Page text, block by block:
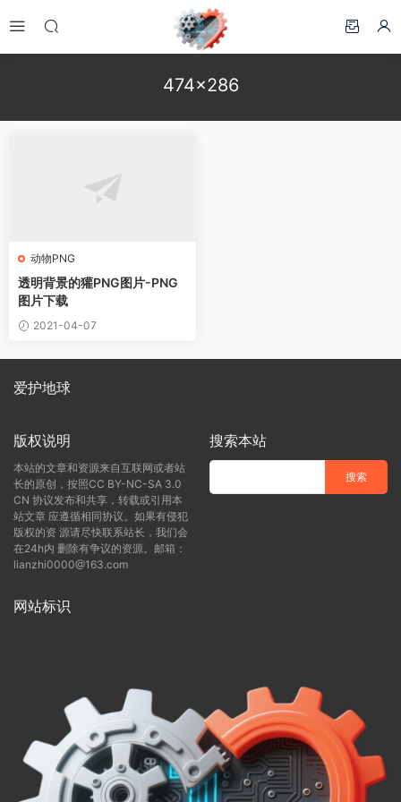
474×286
动物PNG
透明背景的獾PNG图片-PNG
图片下载
2021-04-07
爱护地球
版权说明
本站的文章和资源来自互联网或者站
长的原创，按照CC BY-NC-SA 3.0
CN 协议发布和共享，转载或引用本
站文章 应遵循相同协议。如果有侵犯
版权的资 源请尽快联系站长，我们会
在24h内 删除有争议的资源。邮箱：
lianzhi0000@163.com
搜索本站
网站标识